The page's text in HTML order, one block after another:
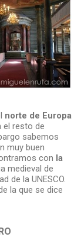
norte de Europa
el resto de
sabemos
muy buen
con la
medieval de
de la UNESCO.
la que se dice